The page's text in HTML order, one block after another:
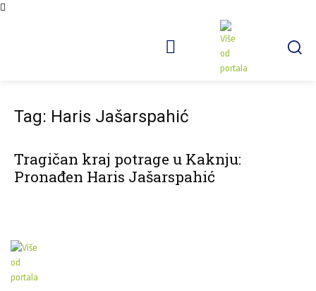
Tag: Haris Jašarspahić
Tragičan kraj potrage u Kaknju:
Pronađen Haris Jašarspahić